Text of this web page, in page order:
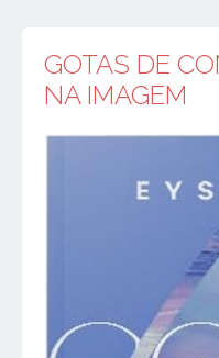
GOTAS DE
NA IMAGEM